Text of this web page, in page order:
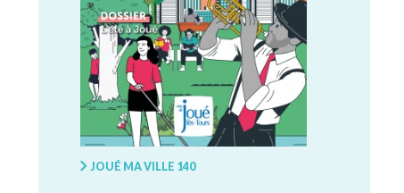
JOUÉ MA VILLE 140